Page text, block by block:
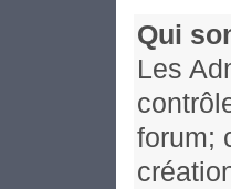
Qui
Les
forum;